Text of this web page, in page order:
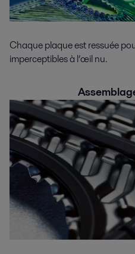
Chaque plaque est ressuée
imperceptibles à l’œil nu.